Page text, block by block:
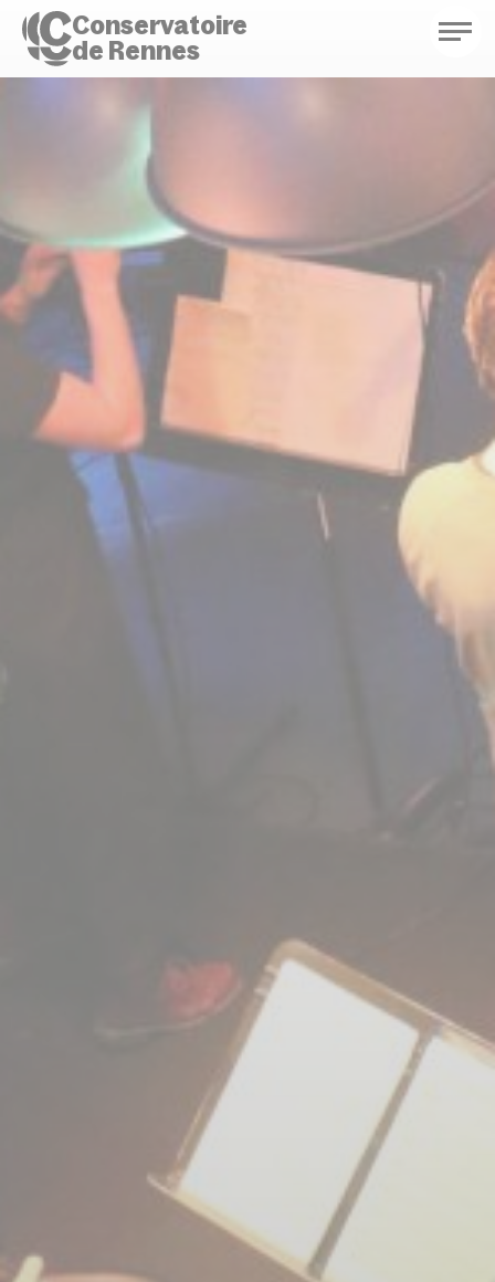
Conservatoire
de Rennes
Conservatoire de Rennes
Saison culturelle
Actions d'éducation
Bibliothèque musicale
Infos pratiques
BILLETTERIE